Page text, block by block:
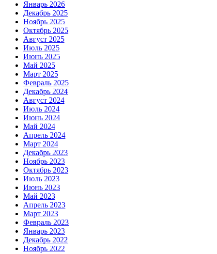
Январь 2026
Декабрь 2025
Ноябрь 2025
Октябрь 2025
Август 2025
Июль 2025
Июнь 2025
Май 2025
Март 2025
Февраль 2025
Декабрь 2024
Август 2024
Июль 2024
Июнь 2024
Май 2024
Апрель 2024
Март 2024
Декабрь 2023
Ноябрь 2023
Октябрь 2023
Июль 2023
Июнь 2023
Май 2023
Апрель 2023
Март 2023
Февраль 2023
Январь 2023
Декабрь 2022
Ноябрь 2022